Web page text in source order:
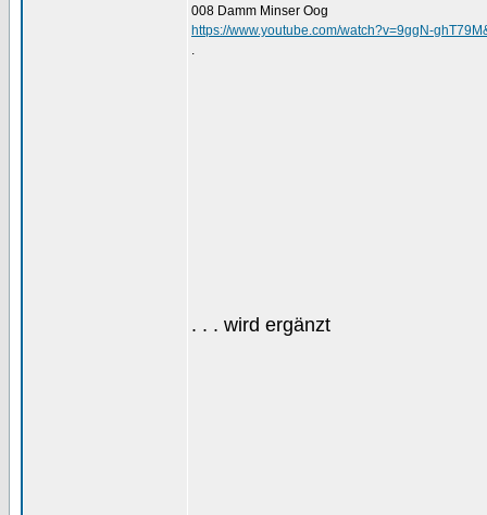
008 Damm Minser Oog
https://www.youtube.com/watch?v=9ggN-
.
. . . wird ergänzt